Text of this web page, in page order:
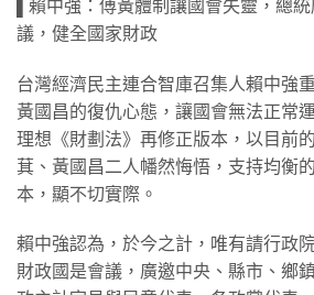
​▌賴中強：傅黃體制讓國會失靈，總
議，健全國家財政
台灣經濟民主連合智庫召集人賴中強
黃國昌的復仇心態，讓國會無法正常
理想《財劃法》再修正版本，以目前
萁、黃國昌二人幡然悔悟，支持均衡
本，顯不切實際。
賴中強認為，於今之計，唯有請行政
財政國是會議，廣邀中央、縣市、鄉